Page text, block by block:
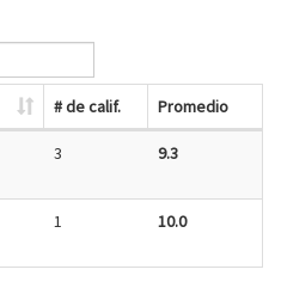
# de calif. Promedio
3 9.3
1 10.0